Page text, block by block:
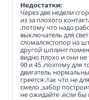
Недостатки:
Через две недели
из за плохого
,потому что надо
выключатель для
сломалсястопор на
другой шплинт
видно плохо и они не
90 и 45 ,поэтому для
двигатель
греется ,так что не
смело ,забор
не ожидайте ,если